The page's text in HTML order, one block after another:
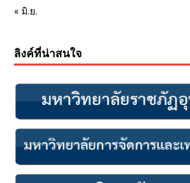
« มิ.ย.
ลิงค์ที่น่าสนใจ